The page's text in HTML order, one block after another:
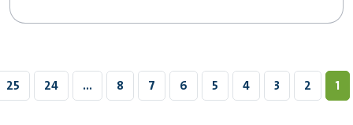
1
2
3
4
5
6
7
8
...
24
25